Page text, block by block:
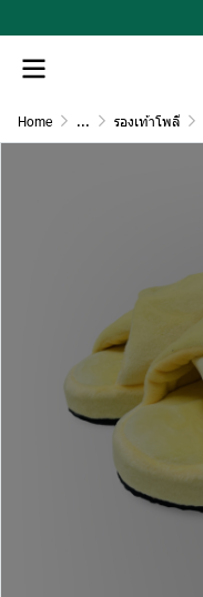
Home ... รองเท้าโพลี